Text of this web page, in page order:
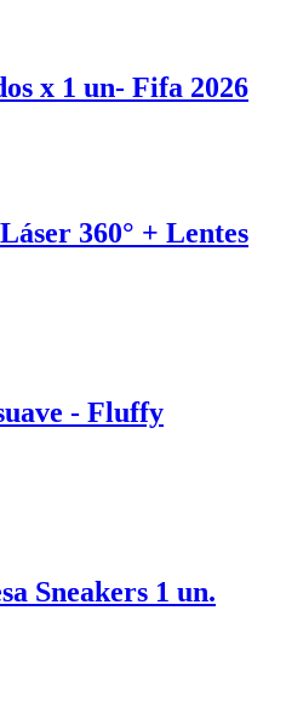
x 1 un- Fifa 2026
360° + Lentes
- Fluffy
Sneakers 1 un.